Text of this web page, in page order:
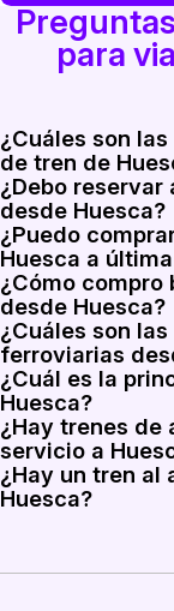
para
¿Cuáles son
de tren de
Huesca tiene
¿Debo reservar
desde Huesca?
La reserva de
¿Puedo
Huesca a
Los billetes
¿Cómo
desde Huesca?
Los billetes de
¿Cuáles son
ferroviarias
Huesca conecta
¿Cuál es la
Huesca?
La principal ruta
¿Hay trenes de
servicio a
Sí. Huesca
¿Hay un tren al
Huesca?